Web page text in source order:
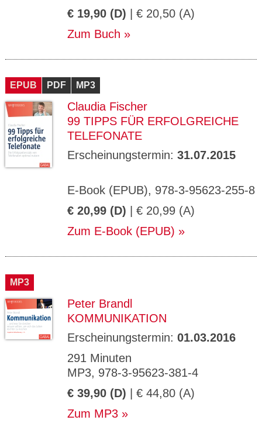
€ 19,90 (D) | € 20,50 (A)
Zum Buch
EPUB PDF MP3
Claudia Fischer
99 TIPPS FÜR ERFOLGREICHE
TELEFONATE
Erscheinungstermin: 31.07.2015
E-Book (EPUB), 978-3-95623-255-8
€ 20,99 (D) | € 20,99 (A)
Zum E-Book (EPUB)
MP3
Peter Brandl
KOMMUNIKATION
Erscheinungstermin: 01.03.2016
291 Minuten
MP3, 978-3-95623-381-4
€ 39,90 (D) | € 44,80 (A)
Zum MP3